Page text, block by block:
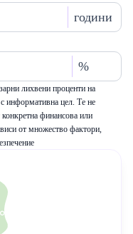
години
%
лихвени проценти на
информативна цел. Те не
конкретна финансова или
от множество фактори,